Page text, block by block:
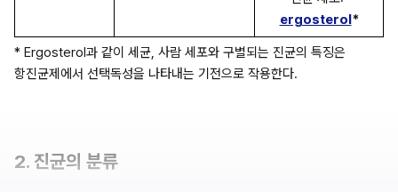
ergosterol*
* Ergosterol과 같이 세균, 사람 세포와 구별되는 진균의 특징은
항진균제에서 선택독성을 나타내는 기전으로 작용한다.
2. 진균의 분류